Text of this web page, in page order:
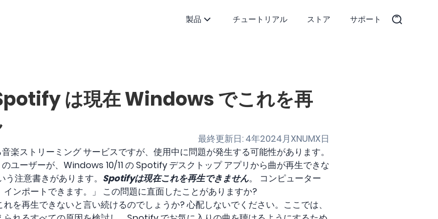
製品 チュートリアル ストア サポート
は現在 Windows でこれを再
最終更新日: 4年2024月XNUMX日
楽ストリーミング サービスですが、使用中に問題が発生する可能性があります。
ユーザーが、Windows 10/11 の Spotify デスクトップ アプリから曲が再生できな
注意書きがあります。 Spotifyは現在これを再生できません。 コンピューター
ンポートできます。」 この問題に直面したことがありますか?
を再生できないと言い続けるのでしょうか? 心配しないでください。ここでは、